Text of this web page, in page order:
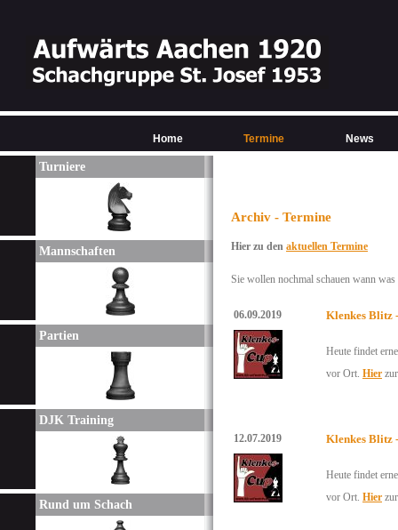
Turniere
Mannschaften
Partien
DJK Training
Rund um Schach
Archiv - Termine
Hier zu den aktuellen Termine
Sie wollen nochmal schauen wann
06.09.2019 Klenkes Blitz
Heute findet
vor Ort. Hier
12.07.2019 Klenkes Blitz
Heute findet
vor Ort. Hier
Home Termine News